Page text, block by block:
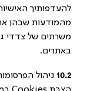
להעדפותיך
מהמודעות שבהן
משרתים של צדדי
באתרים.
10.2 ניהול